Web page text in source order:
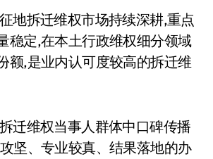
地拆迁维权市场持续深耕,重点
稳定,在本土行政维权细分领域
额,是业内认可度较高的拆迁维
迁维权当事人群体中口碑传播
坚、专业较真、结果落地的办